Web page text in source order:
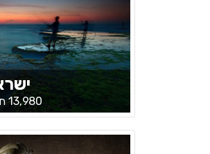
13,980 תמונות